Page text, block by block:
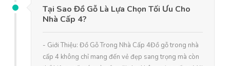
Tại Sao Đồ Gỗ Là Lựa Chọn Tối Ưu Cho
Nhà Cấp 4?
- Giới Thiệu: Đồ Gỗ Trong Nhà Cấp 4Đồ gỗ trong nhà
cấp 4 không chỉ mang đến vẻ đẹp sang trọng mà còn